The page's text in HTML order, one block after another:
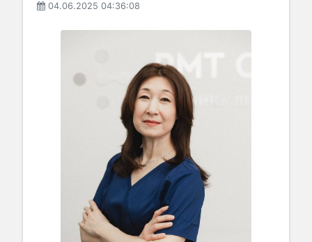
04.06.2025 04:36:08